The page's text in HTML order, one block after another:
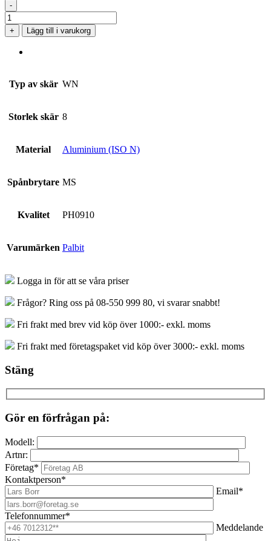
-
WNMG
080404-
MS
PH0910
+ Lägg till i varukorg
Typ av skär WN
Storlek skär 8
Material Aluminium (ISO N)
Spånbrytare MS
Kvalitet PH0910
Varumärken Palbit
Logga in för att se våra priser
Frågor? Ring oss på 08-550 999 80, vi svarar snabbt!
Fri frakt med brev vid köp över 1000:- exkl. moms
Fri frakt med företagspaket vid köp över 3000:- exkl. moms
Stäng
Gör en förfrågan på:
Modell:
Artnr:
Företag*
Kontaktperson*
Email*
Telefonnummer*
Meddelande